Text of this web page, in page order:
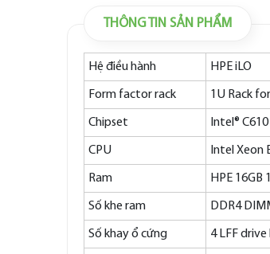
THÔNG TIN SẢN PHẨM
Hệ điều hành HPE iLO
Form factor rack 1U Rack
Chipset Intel®
CPU Intel Xeon
Ram HPE 16GB
Số khe ram DDR4
Số khay ổ cứng 4 LFF drive